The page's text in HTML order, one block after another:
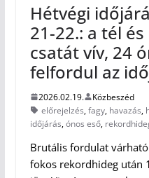
Hétvégi
21-22.: a tél
csatát vív, 24
felfordul az
2026.02.19.
Közbeszéd
előrejelzés,fagy, havazás,
időjárás,ónos eső,
Brutális fordulat
fokos rekordhideg után